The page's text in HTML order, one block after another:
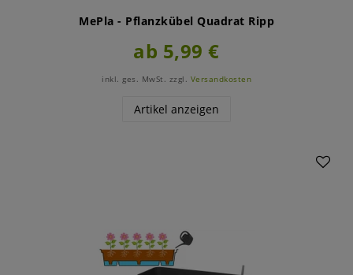
MePla - Pflanzkübel Quadrat Ripp
ab 5,99 €
inkl. ges. MwSt. zzgl. Versandkosten
Artikel anzeigen